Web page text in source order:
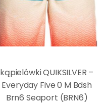
kąpielówki QUIKSILVER –
Everyday Five 0 M Bdsh
Brn6 Seaport (BRN6)